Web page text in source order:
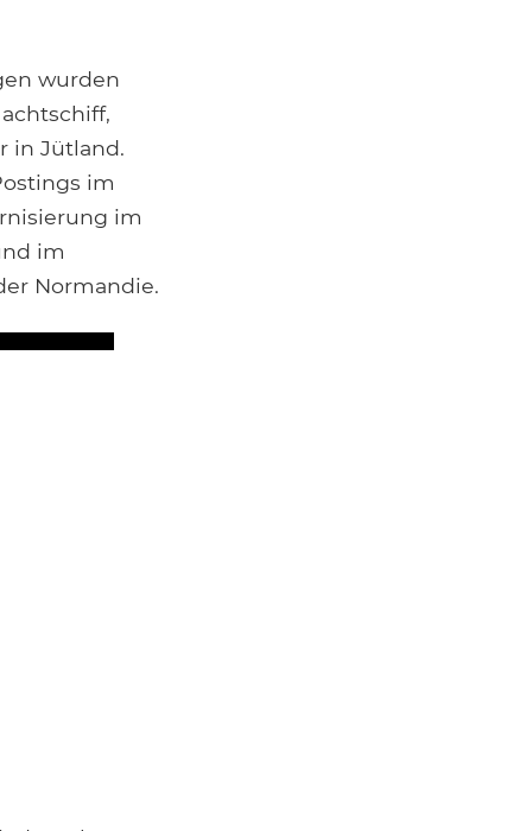
wurden
in Jütland.
im
im
im
Normandie.